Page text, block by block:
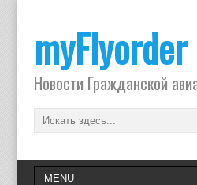
myFlyorder
Новости Гражданской